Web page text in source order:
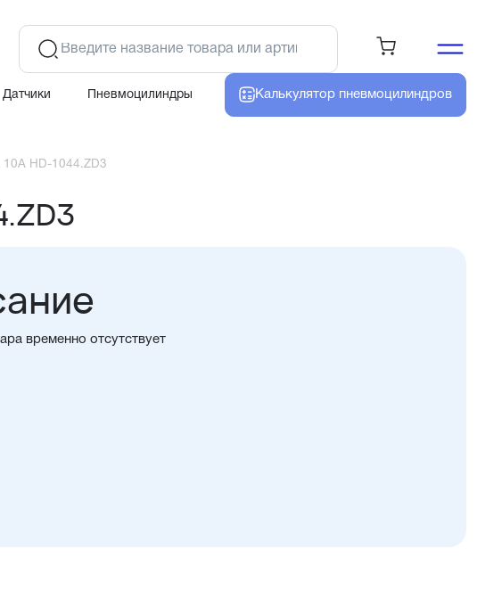
Датчики Пневмоцилиндры Калькулятор пневмоцилиндров
10А HD-1044.ZD3
временно отсутствует